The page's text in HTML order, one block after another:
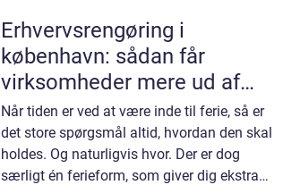
Erhvervsrengøring i
københavn: sådan får
virksomheder mere ud af
hverdagen
Når tiden er ved at være inde til ferie, så er
det store spørgsmål altid, hvordan den skal
holdes. Og naturligvis hvor. Der er dog
særligt én ferieform, som giver dig ekstra